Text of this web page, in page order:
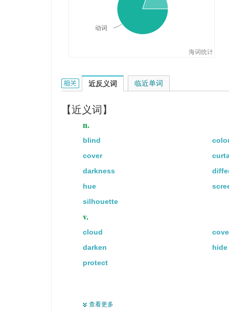
海词统计
动词
shade的相关资料：
近反义词
【近义词】
n.
blind
cover
darkness
hue
silhouette
v.
cloud
darken
hide
protect
查看更多
临近单词